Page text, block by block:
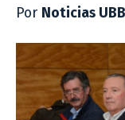
Por Noticias UBB